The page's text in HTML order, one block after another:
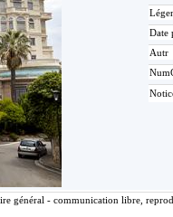
Date
Autr
général - communication libre,